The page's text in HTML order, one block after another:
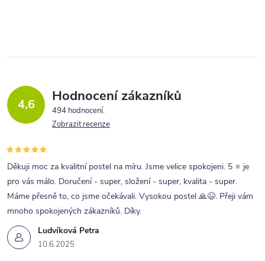
4,6 Hodnocení zákazníků
494 hodnocení
Zobrazit recenze
Ludvíková Petra
10.6.2025
Děkuji moc za kvalitní postel na míru. Jsme velice spokojeni. 5 ⭐ je
pro vás málo. Doručení - super, složení - super, kvalita - super.
Máme přesně to, co jsme očekávali. Vysokou postel 🙏😉. Přeji vám
mnoho spokojených zákazníků. Díky.